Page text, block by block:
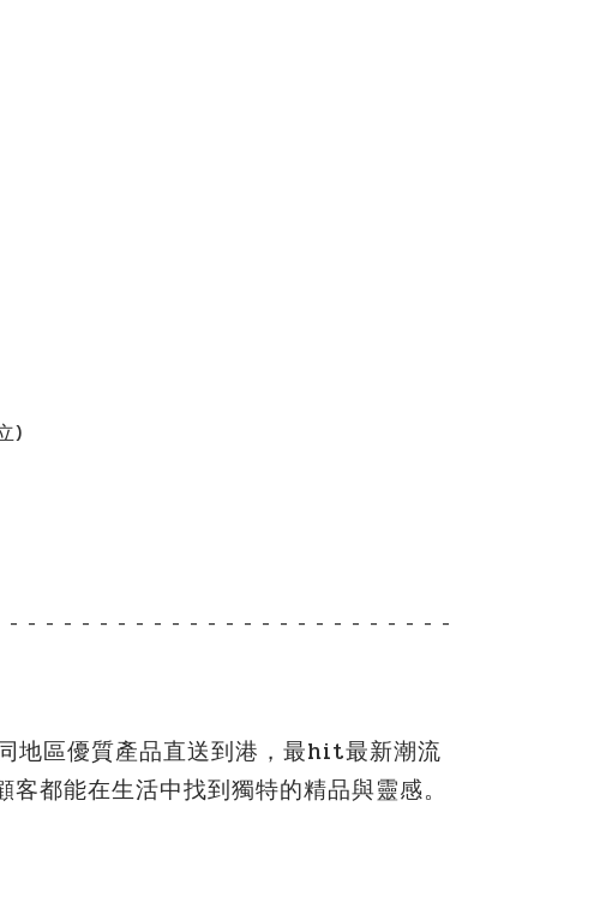
)
- - - - - - - - - - - - - - - - - - - - - - - -
地區優質產品直送到港，最hit最新潮流
都能在生活中找到獨特的精品與靈感。